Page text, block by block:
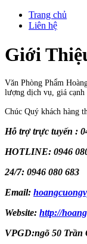
Trang chủ
Liên hệ
Giới
Văn Phòng Phẩm
lượng dịch vụ, giá cạnh
Chúc Quý khách hàng
Hỗ trợ trực tuyến :
HOTLINE: 0946
24/7: 0946 080 683
Email:
Website: http://
VPGD:ngõ 50 Trần